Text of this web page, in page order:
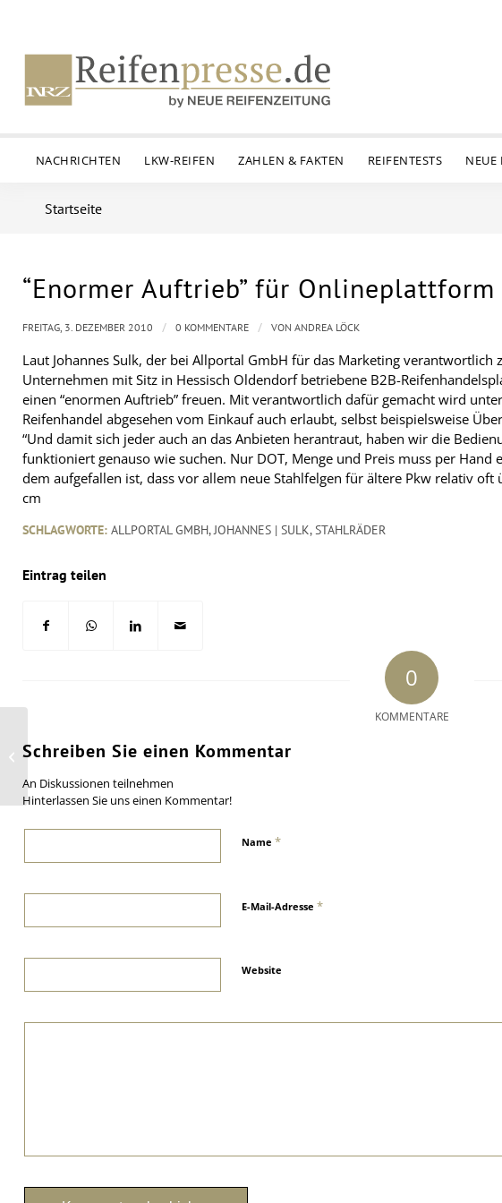
NACHRICHTEN LKW-REIFEN ZAHLEN & FAKTEN REIFENTESTS NEUE
Startseite
“Enormer Auftrieb” für
Laut Johannes Sulk, der bei Allportal GmbH für das Marketing verantwortlich
Unternehmen mit Sitz in Hessisch Oldendorf betriebene B2B-
einen “enormen Auftrieb” freuen. Mit verantwortlich dafür gemacht wird
Reifenhandel abgesehen vom Einkauf auch erlaubt, selbst beispielsweise
“Und damit sich jeder auch an das Anbieten herantraut, haben wir die
funktioniert genauso wie suchen. Nur DOT, Menge und Preis muss per Hand
dem aufgefallen ist, dass vor allem neue Stahlfelgen für ältere Pkw relativ oft
cm
FREITAG, 3. DEZEMBER 2010 / 0 KOMMENTARE / VON ANDREA LÖCK
SCHLAGWORTE: ALLPORTAL GMBH, JOHANNES | SULK, STAHLRÄDER
Eintrag teilen
0
KOMMENTARE
Schreiben Sie einen Kommentar
An Diskussionen teilnehmen
Hinterlassen Sie uns einen Kommentar!
Name *
E-Mail-Adresse *
Website
Inder mit Interesse am
Reifenrußgeschäft von Evonik